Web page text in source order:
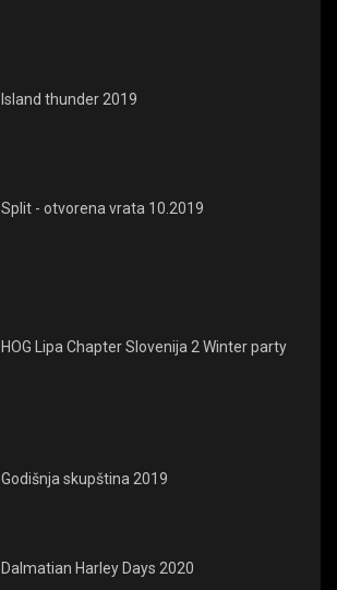
Island thunder 2019
Split - otvorena vrata 10.2019
HOG Lipa Chapter Slovenija 2 Winter party
Godišnja skupština 2019
Dalmatian Harley Days 2020